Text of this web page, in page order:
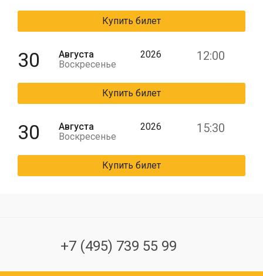
Купить билет
30
Августа
Воскресенье
2026 12:00
Купить билет
30
Августа
Воскресенье
2026 15:30
Купить билет
+7 (495) 739 55 99